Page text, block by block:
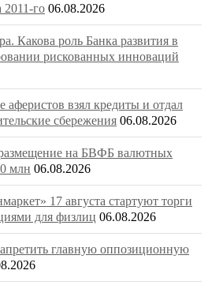
2011-го 06.08.2026
Какова роль Банка развития в
рискованных инноваций
взял кредиты и отдал
сбережения 06.08.2026
на БВФБ валютных
млн 06.08.2026
17 августа стартуют торги
для физлиц 06.08.2026
главную оппозиционную